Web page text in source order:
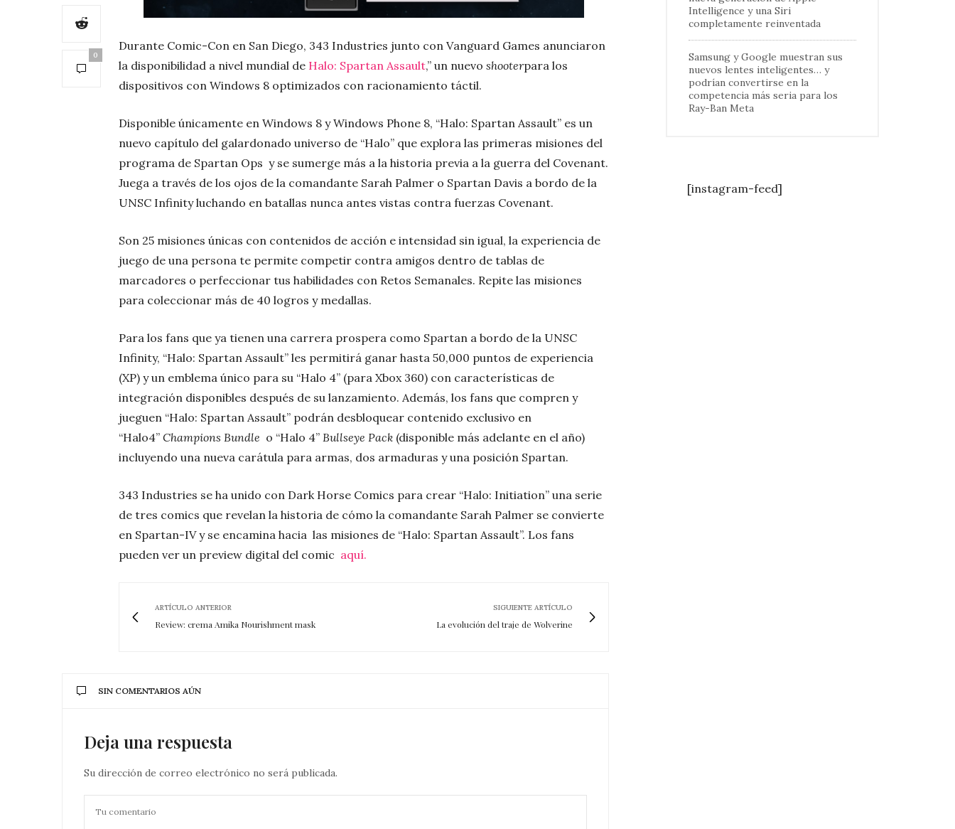
0
Durante Comic-Con en San Diego, 343 Industries junto con Vanguard Games anunciaron
la disponibilidad a nivel mundial de Halo: Spartan Assault,” un nuevo shooterpara los
dispositivos con Windows 8 optimizados con racionamiento táctil.
Disponible únicamente en Windows 8 y Windows Phone 8, “Halo: Spartan Assault” es un
nuevo capítulo del galardonado universo de “Halo” que explora las primeras misiones del
programa de Spartan Ops y se sumerge más a la historia previa a la guerra del Covenant.
Juega a través de los ojos de la comandante Sarah Palmer o Spartan Davis a bordo de la
UNSC Infinity luchando en batallas nunca antes vistas contra fuerzas Covenant.
Son 25 misiones únicas con contenidos de acción e intensidad sin igual, la experiencia de
juego de una persona te permite competir contra amigos dentro de tablas de
marcadores o perfeccionar tus habilidades con Retos Semanales. Repite las misiones
para coleccionar más de 40 logros y medallas.
Para los fans que ya tienen una carrera prospera como Spartan a bordo de la UNSC
Infinity, “Halo: Spartan Assault” les permitirá ganar hasta 50,000 puntos de experiencia
(XP) y un emblema único para su “Halo 4” (para Xbox 360) con características de
integración disponibles después de su lanzamiento. Además, los fans que compren y
jueguen “Halo: Spartan Assault” podrán desbloquear contenido exclusivo en
“Halo4” Champions Bundle o “Halo 4” Bullseye Pack (disponible más adelante en el año)
incluyendo una nueva carátula para armas, dos armaduras y una posición Spartan.
343 Industries se ha unido con Dark Horse Comics para crear “Halo: Initiation” una serie
de tres comics que revelan la historia de cómo la comandante Sarah Palmer se convierte
en Spartan-IV y se encamina hacia las misiones de “Halo: Spartan Assault”. Los fans
pueden ver un preview digital del comic aquí.
ARTÍCULO ANTERIOR
Review: crema Amika Nourishment mask
SIGUIENTE ARTÍCULO
La evolución del traje de Wolverine
SIN COMENTARIOS AÚN
Deja una respuesta
Su dirección de correo electrónico no será publicada.
Intelligence y una Siri
completamente reinventada
Samsung y Google muestran sus
nuevos lentes inteligentes… y
podrían convertirse en la
competencia más seria para los
Ray-Ban Meta
[instagram-feed]